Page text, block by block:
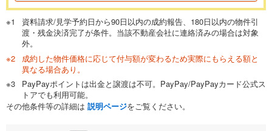
資料請求/見学予約日から90日以内の成約報告、180日以内の物件引
渡・残金決済完了が条件。当該不動産会社に連絡済みの場合は対象
外。
成約した物件価格に応じて付与額が変わるため実際にもらえる額と
異なる場合あり。
PayPayポイントは出金と譲渡は不可。PayPay/PayPayカード公式ス
トアでも利用可能。
その他条件等の詳細は 説明ページをご覧ください。